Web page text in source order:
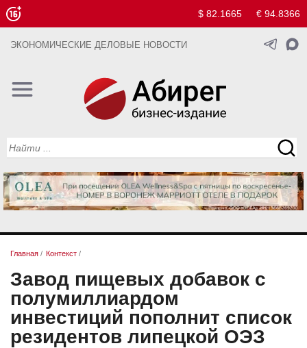
$ 82.1665 € 94.8366
ЭКОНОМИЧЕСКИЕ ДЕЛОВЫЕ НОВОСТИ
Главная / Контекст /
Завод пищевых добавок с
полумиллиардом
инвестиций пополнит список
резидентов липецкой ОЭЗ